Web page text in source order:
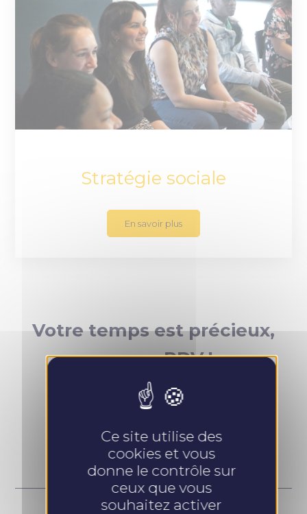
Stratégie sociale
En savoir plus
Votre temps est précieux,
prenez RDV !
Ce site utilise des
cookies et vous
donne le contrôle sur
ceux que vous
souhaitez activer